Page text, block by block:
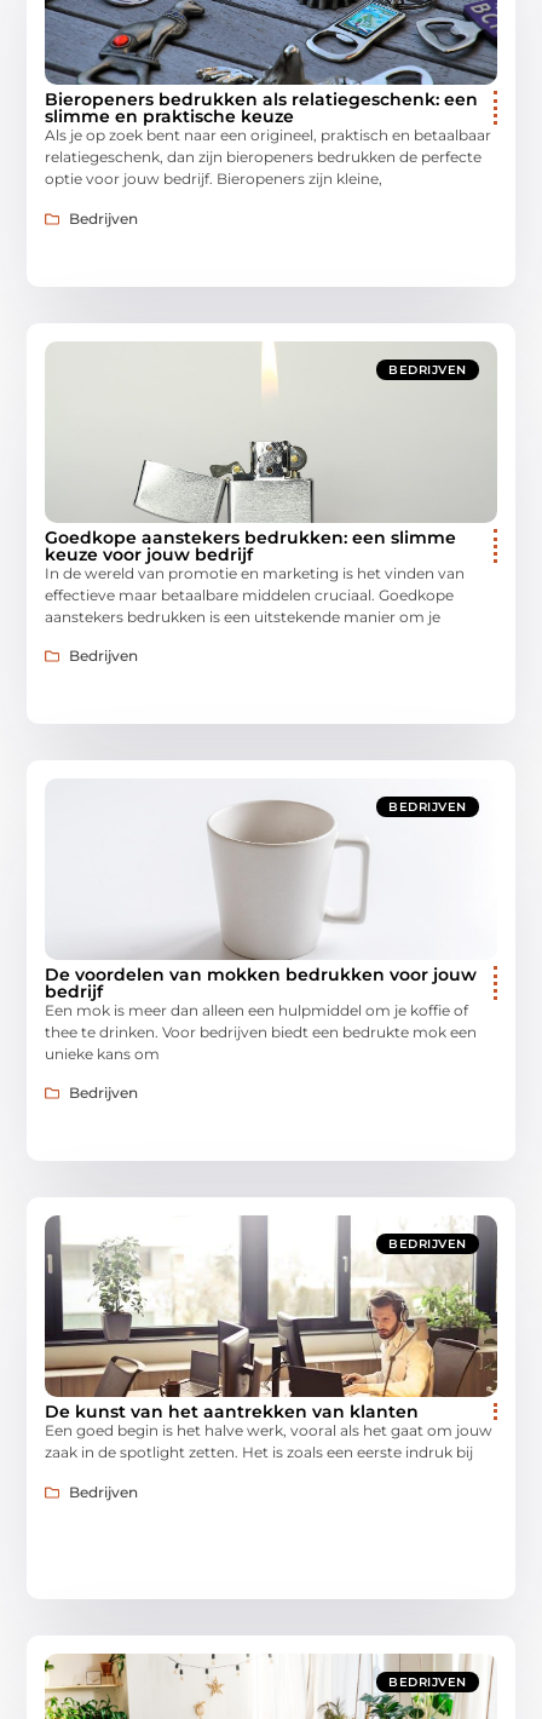
Bieropeners bedrukken als relatiegeschenk: een
slimme en praktische keuze
Als je op zoek bent naar een origineel, praktisch en betaalbaar
relatiegeschenk, dan zijn bieropeners bedrukken de perfecte
optie voor jouw bedrijf. Bieropeners zijn kleine,
Bedrijven
BEDRIJVEN
Goedkope aanstekers bedrukken: een slimme
keuze voor jouw bedrijf
In de wereld van promotie en marketing is het vinden van
effectieve maar betaalbare middelen cruciaal. Goedkope
aanstekers bedrukken is een uitstekende manier om je
Bedrijven
BEDRIJVEN
De voordelen van mokken bedrukken voor jouw
bedrijf
Een mok is meer dan alleen een hulpmiddel om je koffie of
thee te drinken. Voor bedrijven biedt een bedrukte mok een
unieke kans om
Bedrijven
BEDRIJVEN
De kunst van het aantrekken van klanten
Een goed begin is het halve werk, vooral als het gaat om jouw
zaak in de spotlight zetten. Het is zoals een eerste indruk bij
Bedrijven
BEDRIJVEN